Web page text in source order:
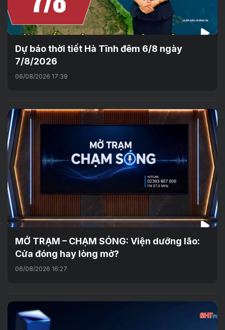
Dự báo thời tiết Hà Tĩnh đêm 6/8 ngày
7/8/2026
06/08/2026 17:39
MỞ TRẠM – CHẠM SÓNG: Viện dưỡng lão:
Cửa đóng hay lòng mở?
06/08/2026 16:27